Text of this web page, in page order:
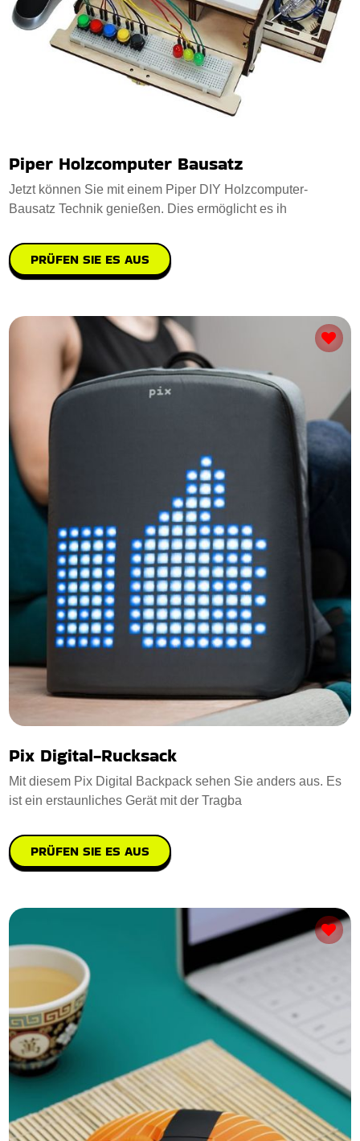
Piper Holzcomputer Bausatz
Jetzt können Sie mit einem Piper DIY Holzcomputer-
Bausatz Technik genießen. Dies ermöglicht es ih
PRÜFEN SIE ES AUS
Pix Digital-Rucksack
Mit diesem Pix Digital Backpack sehen Sie anders aus. Es
ist ein erstaunliches Gerät mit der Tragba
PRÜFEN SIE ES AUS